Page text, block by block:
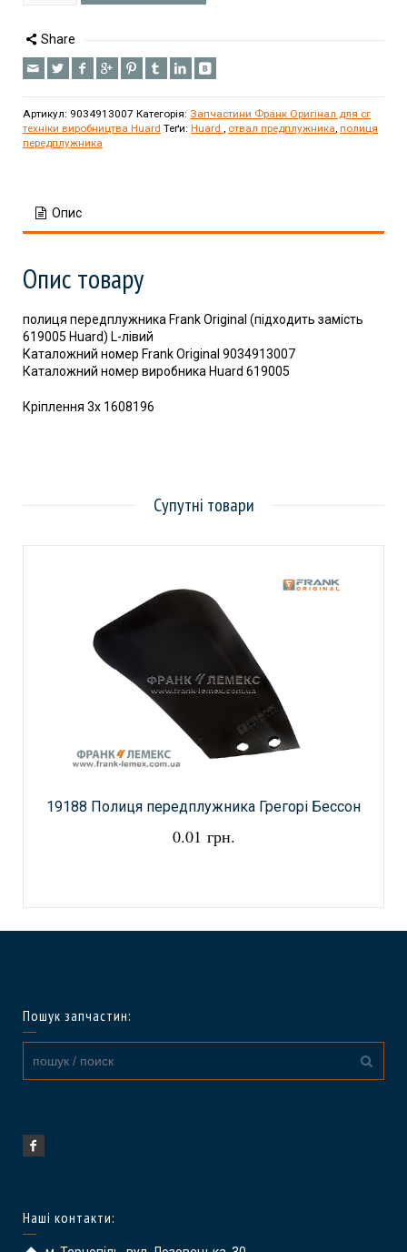
Share
Артикул: 9034913007 Категорія: Запчастини Франк Оригінал для сг
техніки виробництва Huard Теґи: Huard , отвал предплужника, полиця
передплужника
Опис
Опис товару
полиця передплужника Frank Original (підходить замість
619005 Huard) L-лівий
Каталожний номер Frank Original 9034913007
Каталожний номер виробника Huard 619005
Кріплення 3x 1608196
Супутні товари
19188 Полиця передплужника Грегорі Бессон
0.01 грн.
Пошук запчастин:
Наші контакти: